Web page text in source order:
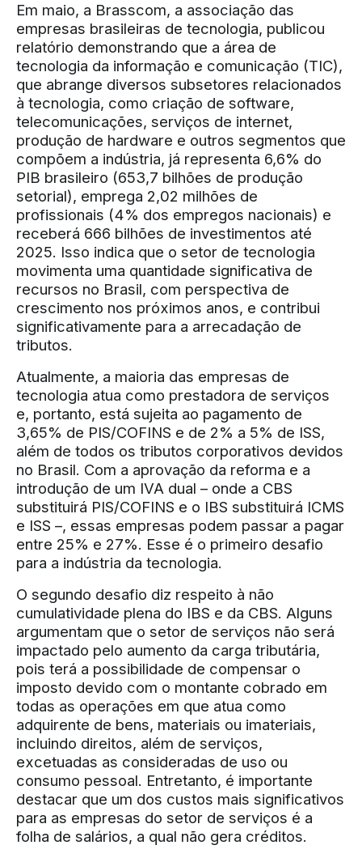
Em maio, a Brasscom, a associação das
empresas brasileiras de tecnologia, publicou
relatório demonstrando que a área de
tecnologia da informação e comunicação (TIC),
que abrange diversos subsetores relacionados
à tecnologia, como criação de software,
telecomunicações, serviços de internet,
produção de hardware e outros segmentos que
compõem a indústria, já representa 6,6% do
PIB brasileiro (653,7 bilhões de produção
setorial), emprega 2,02 milhões de
profissionais (4% dos empregos nacionais) e
receberá 666 bilhões de investimentos até
2025. Isso indica que o setor de tecnologia
movimenta uma quantidade significativa de
recursos no Brasil, com perspectiva de
crescimento nos próximos anos, e contribui
significativamente para a arrecadação de
tributos.
Atualmente, a maioria das empresas de
tecnologia atua como prestadora de serviços
e, portanto, está sujeita ao pagamento de
3,65% de PIS/COFINS e de 2% a 5% de ISS,
além de todos os tributos corporativos devidos
no Brasil. Com a aprovação da reforma e a
introdução de um IVA dual – onde a CBS
substituirá PIS/COFINS e o IBS substituirá ICMS
e ISS –, essas empresas podem passar a pagar
entre 25% e 27%. Esse é o primeiro desafio
para a indústria da tecnologia.
O segundo desafio diz respeito à não
cumulatividade plena do IBS e da CBS. Alguns
argumentam que o setor de serviços não será
impactado pelo aumento da carga tributária,
pois terá a possibilidade de compensar o
imposto devido com o montante cobrado em
todas as operações em que atua como
adquirente de bens, materiais ou imateriais,
incluindo direitos, além de serviços,
excetuadas as consideradas de uso ou
consumo pessoal. Entretanto, é importante
destacar que um dos custos mais significativos
para as empresas do setor de serviços é a
folha de salários, a qual não gera créditos.